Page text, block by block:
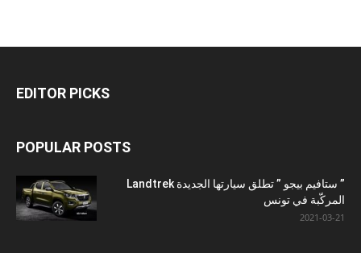
EDITOR PICKS
POPULAR POSTS
” ستافيم بيجو ” تطلق سيارتها الجديدة Landtrek
المركّبة في تونس
2021-03-21